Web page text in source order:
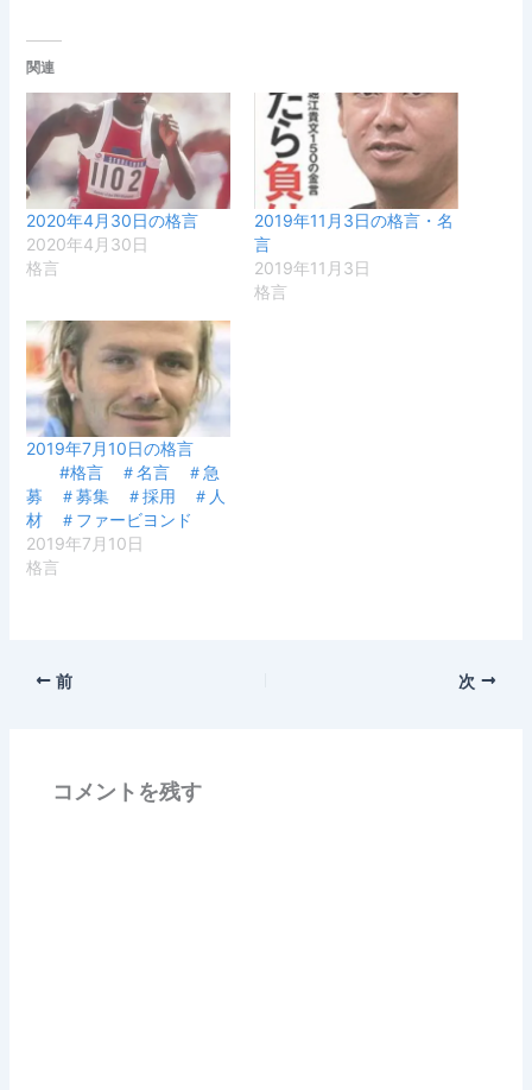
関連
2020年4月30日の格言
2020年4月30日
格言
2019年11月3日の格言・名
言
2019年11月3日
格言
2019年7月10日の格言
#格言 ＃名言 ＃急
募 ＃募集 ＃採用 ＃人
材 ＃ファービヨンド
2019年7月10日
格言
前 次
コメントを残す